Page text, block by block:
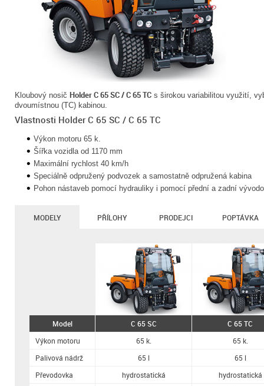
Kloubový nosič Holder C 65 SC / C 65 TC s širokou variabilitou využití,
dvoumístnou (TC) kabinou.
Vlastnosti Holder C 65 SC / C 65 TC
Výkon motoru 65 k.
Šířka vozidla od 1170 mm
Maximální rychlost 40 km/h
Speciálně odpružený podvozek a samostatně odpružená kabina
Pohon nástaveb pomocí hydrauliky i pomocí přední a zadní
MODELY PŘÍLOHY PRODEJCI POPTÁVKA
Model
Výkon motoru
Palivová nádrž
Převodovka
C 65 SC
C 65 TC
65 k.
65 k.
65 l
65 l
hydrostatická
hydrostatická